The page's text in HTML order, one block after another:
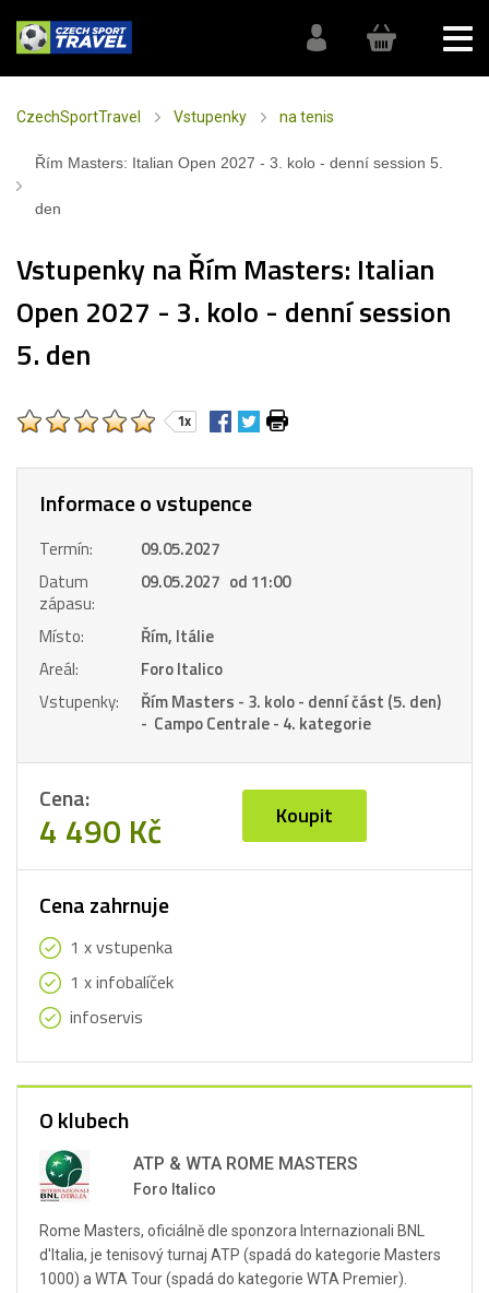
CzechSportTravel Vstupenky na tenis
Řím Masters: Italian Open 2027 - 3. kolo - denní session 5.
den
Vstupenky na Řím Masters: Italian
Open 2027 - 3. kolo - denní session
5. den
1x
Informace o vstupence
Termín:
09.05.2027
Datum
zápasu:
09.05.2027 od 11:00
Místo:
Řím, Itálie
Areál:
Foro Italico
Vstupenky:
Řím Masters - 3. kolo - denní část (5. den)
- Campo Centrale - 4. kategorie
Cena:
4 490 Kč Koupit
Cena zahrnuje
1 x vstupenka
1 x infobalíček
infoservis
O klubech
ATP & WTA ROME MASTERS
Foro Italico
Rome Masters, oficiálně dle sponzora Internazionali BNL
d'Italia, je tenisový turnaj ATP (spadá do kategorie Masters
1000) a WTA Tour (spadá do kategorie WTA Premier).